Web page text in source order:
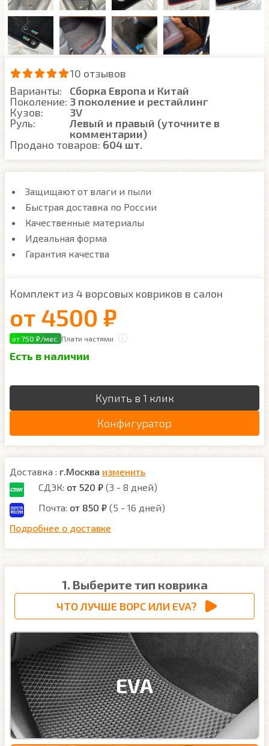
10 отзывов
Варианты:
Сборка Европа и Китай
Поколение: 3 поколение и рестайлинг
Кузов:
3V
Руль:
Левый и правый (уточните в
комментарии)
Продано товаров: 604 шт.
Защищают от влаги и пыли
Быстрая доставка по России
Качественные материалы
Идеальная форма
Гарантия качества
Комплект из 4 ворсовых ковриков в салон
от 4500 ₽
от 750 ₽/мес. Плати частями
Есть в наличии
Купить в 1 клик
Конфигуратор
Доставка : г.Москва изменить
СДЭК: от 520 ₽ (3 - 8 дней)
Почта: от 850 ₽ (5 - 16 дней)
Подробнее о доставке
1. Выберите тип коврика
ЧТО ЛУЧШЕ ВОРС ИЛИ EVA?
EVA